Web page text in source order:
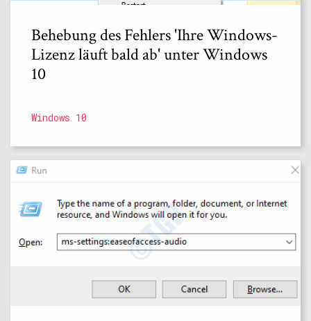
Behebung des Fehlers 'Ihre Windows-
Lizenz läuft bald ab' unter Windows
10
Windows 10